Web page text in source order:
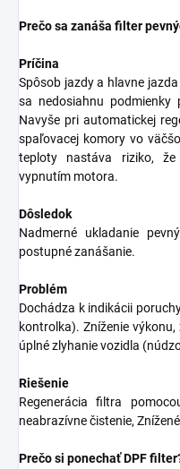
Prečo sa zanáša filter
Príčina
Spôsob jazdy a hlavne
sa nedosiahnu podmienky
Navyše pri automatickej
spaľovacej komory vo
teploty nastáva riziko, že
vypnutím motora.
Dôsledok
Nadmerné ukladanie
postupné zanášanie.
Problém
Dochádza k indikácii
kontrolka). Zníženie
úplné zlyhanie vozidla
Riešenie
Regenerácia filtra
neabrazívne čistenie,
Prečo si ponechať DPF